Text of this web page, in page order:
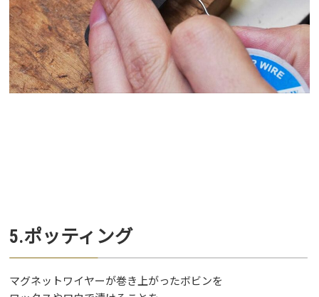
5.ポッティング
マグネットワイヤーが巻き上がったボビンを